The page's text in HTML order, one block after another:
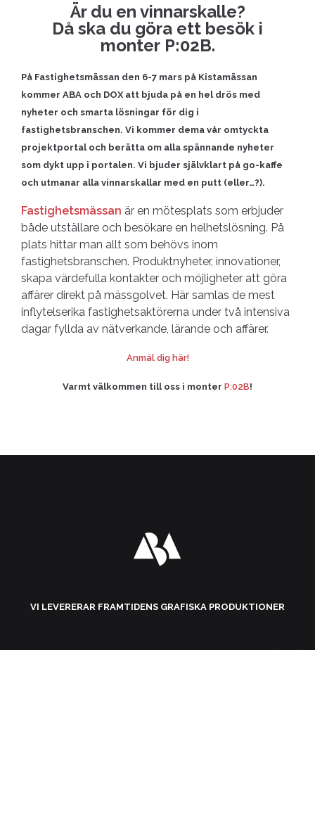
Är du en vinnarskalle?
Då ska du göra ett besök i
monter P:02B.
På Fastighetsmässan den 6-7 mars på Kistamässan
kommer ABA och DOX att bjuda på en hel drös med
nyheter och smarta lösningar för dig i
fastighetsbranschen. Vi kommer dema vår omtyckta
projektportal och berätta om alla spännande nyheter
som dykt upp i portalen. Vi bjuder självklart på go-kaffe
och utmanar alla vinnarskallar med en putt (eller…?).
Fastighetsmässan är en mötesplats som erbjuder
både utställare och besökare en helhetslösning. På
plats hittar man allt som behövs inom
fastighetsbranschen. Produktnyheter, innovationer,
skapa värdefulla kontakter och möjligheter att göra
affärer direkt på mässgolvet. Här samlas de mest
inflytelserika fastighetsaktörerna under två intensiva
dagar fyllda av nätverkande, lärande och affärer.
Anmäl dig här!
Varmt välkommen till oss i monter P:02B!
VI LEVERERAR FRAMTIDENS GRAFISKA PRODUKTIONER